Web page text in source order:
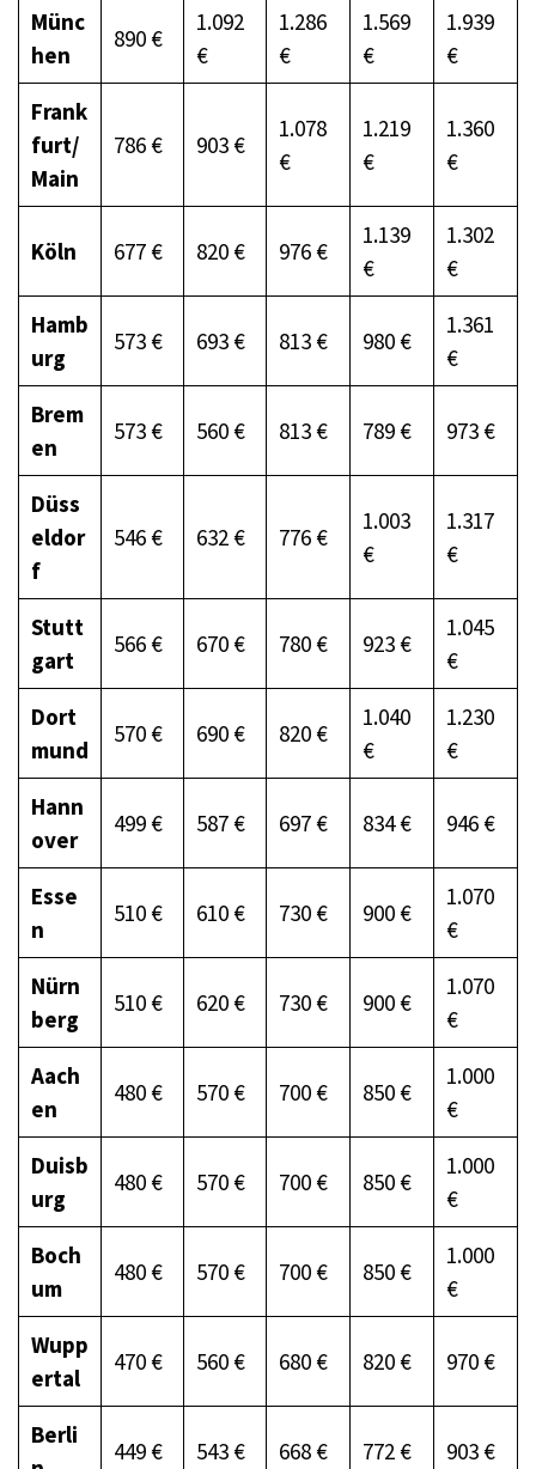
Münc
hen
890 €
1.092
€
1.286
€
1.569
€
1.939
€
Frank
furt/
Main
786 € 903 €
1.078
€
1.219
€
1.360
€
Köln 677 € 820 € 976 €
1.139
€
1.302
€
Hamb
urg
573 € 693 € 813 € 980 €
1.361
€
Brem
en
573 € 560 € 813 € 789 € 973 €
Düss
eldor
f
546 € 632 € 776 €
1.003
€
1.317
€
Stutt
gart
566 € 670 € 780 € 923 €
1.045
€
Dort
mund
570 € 690 € 820 €
1.040
€
1.230
€
Hann
over
499 € 587 € 697 € 834 € 946 €
Esse
n
510 € 610 € 730 € 900 €
1.070
€
Nürn
berg
510 € 620 € 730 € 900 €
1.070
€
Aach
en
480 € 570 € 700 € 850 €
1.000
€
Duisb
urg
480 € 570 € 700 € 850 €
1.000
€
Boch
um
480 € 570 € 700 € 850 €
1.000
€
Wupp
ertal
470 € 560 € 680 € 820 € 970 €
Berli
449 € 543 € 668 € 772 € 903 €